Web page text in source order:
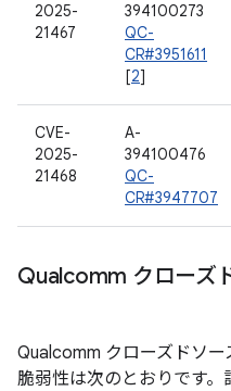
2025-
21467
394100273
QC-
CR#3951611
[2]
CVE-
2025-
21468
A-
394100476
QC-
CR#3947707
Qualcomm クローズ
Qualcomm クローズドソ
脆弱性は次のとおりです